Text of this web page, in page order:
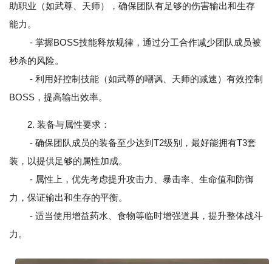
助职业（如武尊、天师），确保团队有足够的伤害输出和生存
能力。
- 掌握BOSS技能释放规律，通过分工合作减少团队成员被
秒杀的风险。
- 利用好控制技能（如武尊的嘲讽、天师的减速）有效控制
BOSS，提高输出效率。
2. 装备与属性要求：
- 确保团队成员的装备至少达到T2级别，最好能拥有T3套
装，以提供足够的属性加成。
- 属性上，优先考虑提升攻击力、暴击率、生命值和防御
力，保证输出和生存的平衡。
- 适当使用增益药水、食物等临时增强道具，提升整体战斗
力。